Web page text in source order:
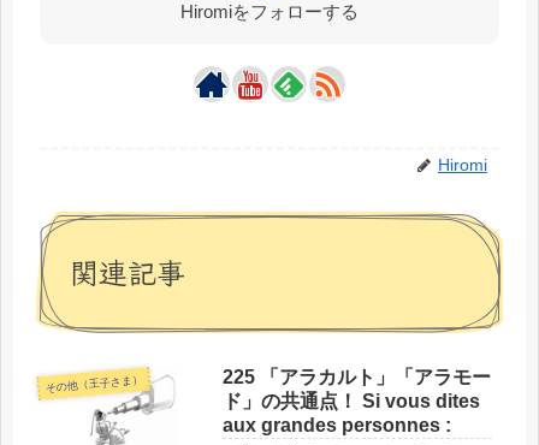
Hiromiをフォローする
Hiromi
関連記事
その他（王子さま）
225 「アラカルト」「アラモー
ド」の共通点！ Si vous dites
aux grandes personnes :